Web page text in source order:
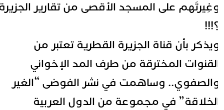
على المسجد الأقصى من تقارير الجزيرة
بأن قناة الجزيرة القطرية تعتبر من
المخترقة من طرف المد الإخواني
وساهمت في نشر الفوضى “الغير
في مجموعة من الدول العربية